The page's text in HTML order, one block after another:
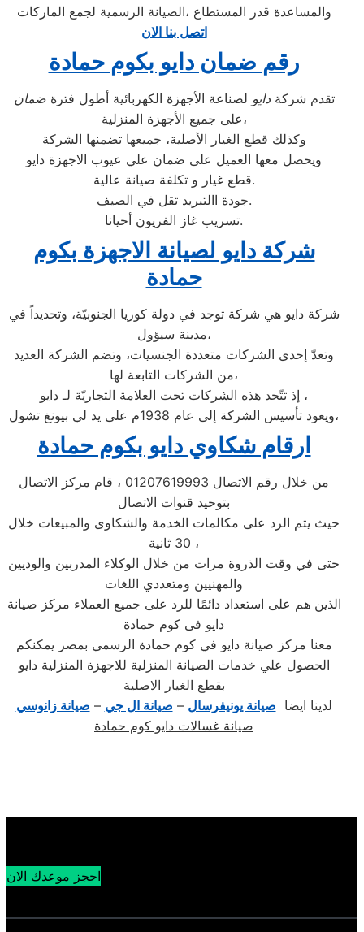
والمساعدة قدر المستطاع ،الصيانة الرسمية لجمع الماركات
اتصل بنا الان
رقم ضمان دايو بكوم حمادة
تقدم شركةدايو لصناعة الأجهزة الكهربائية أطول فترةضمان
على جميع الأجهزة المنزلية،
وكذلك قطع الغيار الأصلية، جميعها تضمنها الشركة
ويحصل معها العميل على ضمان علي عيوب الاجهزة دايو
قطع غيار و تكلفة صيانة عالية.
جودة االتبريد تقل في الصيف.
تسريب غاز الفريون أحيانا.
شركة دايو لصيانة الاجهزة بكوم
حمادة
شركة دايو هي شركة توجد في دولة كوريا الجنوبيّة، وتحديداً في
مدينة سيؤول،
وتعدّ إحدى الشركات متعددة الجنسيات، وتضم الشركة العديد
من الشركات التابعة لها،
إذ تتّحد هذه الشركات تحت العلامة التجاريّة لـ دايو ،
ويعود تأسيس الشركة إلى عام 1938م على يد لي بيونغ تشول،
ارقام شكاوي دايو بكوم حمادة
من خلال رقم الاتصال 01207619993 ، قام مركز الاتصال
بتوحيد قنوات الاتصال
حيث يتم الرد على مكالمات الخدمة والشكاوى والمبيعات خلال
30 ثانية ،
حتى في وقت الذروة مرات من خلال الوكلاء المدربين والوديين
والمهنيين ومتعددي اللغات
الذين هم على استعداد دائمًا للرد على جميع العملاء مركز صيانة
دايو فى كوم حمادة
معنا مركز صيانة دايو في كوم حمادة الرسمي بمصر يمكنكم
الحصول علي خدمات الصيانة المنزلية للاجهزة المنزلية دايو
بقطع الغيار الاصلية
لدينا ايضا صيانة يونيفرسال – صيانة ال جي – صيانة زانوسي
صيانة غسالات دايو كوم حمادة
احجز موعدك الان